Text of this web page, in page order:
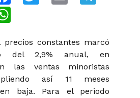
precios constantes marcó
del 2,9% anual, en
las ventas minoristas
así 11 meses
en baja. Para el periodo